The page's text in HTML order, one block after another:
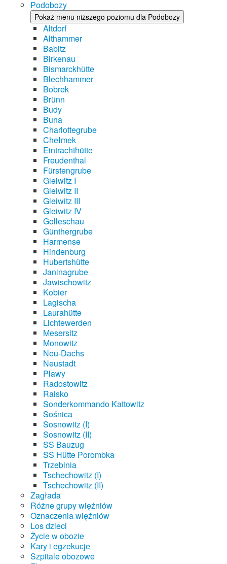
Podobozy
Pokaż menu niższego poziomu dla Podobozy
Altdorf
Althammer
Babitz
Birkenau
Bismarckhütte
Blechhammer
Bobrek
Brünn
Budy
Buna
Charlottegrube
Chełmek
Eintrachthütte
Freudenthal
Fürstengrube
Gleiwitz I
Gleiwitz II
Gleiwitz III
Gleiwitz IV
Golleschau
Günthergrube
Harmense
Hindenburg
Hubertshütte
Janinagrube
Jawischowitz
Kobier
Lagischa
Laurahütte
Lichtewerden
Mesersitz
Monowitz
Neu-Dachs
Neustadt
Plawy
Radostowitz
Raisko
Sonderkommando Kattowitz
Sośnica
Sosnowitz (I)
Sosnowitz (II)
SS Bauzug
SS Hütte Porombka
Trzebinia
Tschechowitz (I)
Tschechowitz (II)
Zagłada
Różne grupy więźniów
Oznaczenia więźniów
Los dzieci
Życie w obozie
Kary i egzekucje
Szpitale obozowe